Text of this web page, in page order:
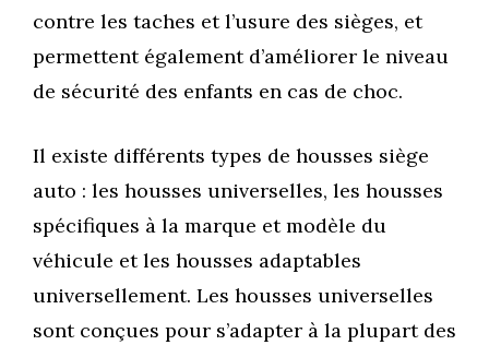
contre les taches et l’usure des sièges, et
permettent également d’améliorer le niveau
de sécurité des enfants en cas de choc.
Il existe différents types de housses siège
auto : les housses universelles, les housses
spécifiques à la marque et modèle du
véhicule et les housses adaptables
universellement. Les housses universelles
sont conçues pour s’adapter à la plupart des